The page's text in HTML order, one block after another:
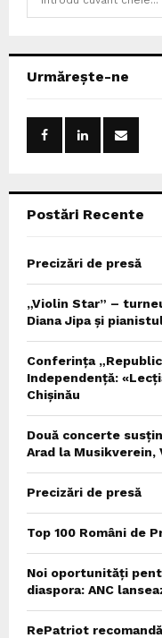
h
Urmărește-ne
Postări Recente
Precizări de presă
„Violin Star” –
Diana Jipa și
Conferința
Independență:
Chișinău
Două concerte
Arad la Musikverein,
Precizări de presă
Top 100 Români de
Noi oportunități
diaspora: ANC
RePatriot